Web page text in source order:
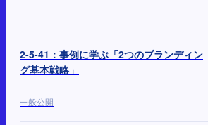
2-5-41：事例に学ぶ「2つのブランディン
グ基本戦略」
一般公開